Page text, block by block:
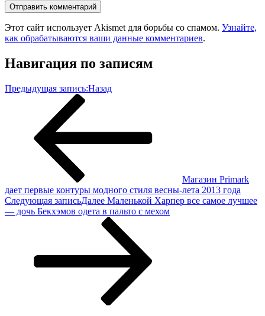
Этот сайт использует Akismet для борьбы со спамом. Узнайте,
как обрабатываются ваши данные комментариев.
Навигация по записям
Предыдущая запись:Назад
Магазин Primark
дает первые контуры модного стиля весны-лета 2013 года
Следующая записьДалее Маленькой Харпер все самое лучшее
— дочь Бекхэмов одета в пальто с мехом